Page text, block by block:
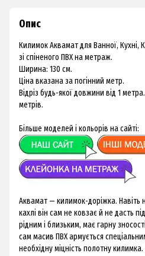
Опис
Килимок Аквамат для Ванної, Кухні,
зі спіненого ПВХ на метраж.
Ширина: 130 см.
Ціна вказана за погінний метр.
Відріз будь-якої довжини від 1
метрів.
Більше моделей і кольорів на сайті:
Аквамат — килимок-доріжка. Навіть
кахлі він сам не ковзає й не дасть
рідним і близьким, має гарну
сам масив ПВХ армується
необхідну міцність полотну килимка.